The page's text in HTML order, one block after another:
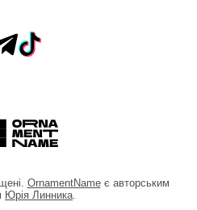
OrnamentNameє авторським
Юрія Линника.